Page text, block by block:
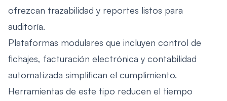
ofrezcan trazabilidad y reportes listos para
auditoría.
Plataformas modulares que incluyen control de
fichajes, facturación electrónica y contabilidad
automatizada simplifican el cumplimiento.
Herramientas de este tipo reducen el tiempo